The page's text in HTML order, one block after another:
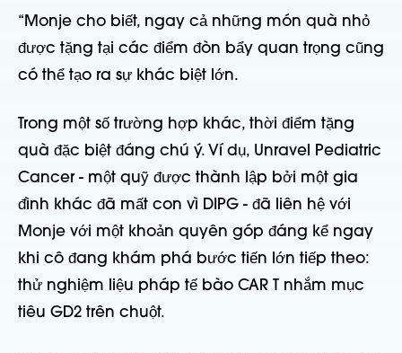
“ Monje cho biết, ngay cả những món quà nhỏ
được tặng tại các điểm đòn bẩy quan trọng cũng
có thể tạo ra sự khác biệt lớn.
Trong một số trường hợp khác, thời điểm tặng
quà đặc biệt đáng chú ý. Ví dụ, Unravel Pediatric
Cancer - một quỹ được thành lập bởi một gia
đình khác đã mất con vì DIPG - đã liên hệ với
Monje với một khoản quyên góp đáng kể ngay
khi cô đang khám phá bước tiến lớn tiếp theo:
thử nghiệm liệu pháp tế bào CAR T nhắm mục
tiêu GD2 trên chuột.